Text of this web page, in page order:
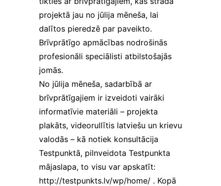
projektā jau no jūlija mēneša, lai
dalītos pieredzē par paveikto.
Brīvprātīgo apmācības nodrošinās
profesionāli speciālisti atbilstošajās
jomās.
No jūlija mēneša, sadarbībā ar
brīvprātīgajiem ir izveidoti vairāki
informatīvie materiāli – projekta
plakāts, videorullītis latviešu un krievu
valodās – kā notiek konsultācija
Testpunktā, pilnveidota Testpunkta
mājaslapa, to visu var apskatīt:
http://testpunkts.lv/wp/home/ . Kopā